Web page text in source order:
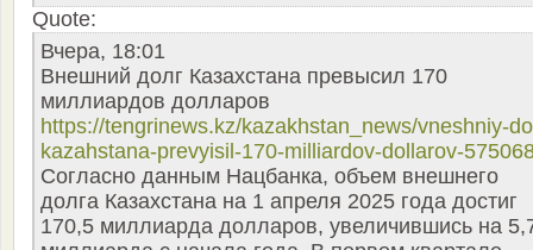
Quote:
Вчера, 18:01
Внешний долг Казахстана превысил 170
миллиардов долларов
https://tengrinews.kz/kazakhstan_news/vneshniy-
kazahstana-prevyisil-170-milliardov-dollarov-
Согласно данным Нацбанка, объем внешнего
долга Казахстана на 1 апреля 2025 года достиг
170,5 миллиарда долларов, увеличившись на